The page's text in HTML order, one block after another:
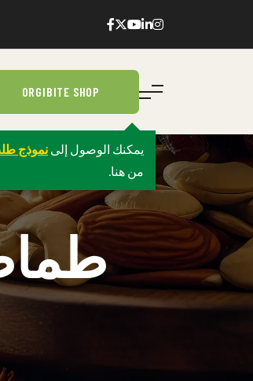
ORGIBITE SHOP
يمكنك الوصول إلى نموذج
من هنا.